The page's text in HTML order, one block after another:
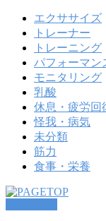
エクササイズ
トレーナー
トレーニング
パフォーマン
モニタリング
乳酸
休息・疲労回
怪我・病気
未分類
筋力
食事・栄養